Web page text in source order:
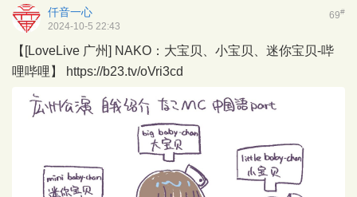
69#
仟音一心
2024-10-5 22:43
【[LoveLive 广州] NAKO：大宝贝、小宝贝、迷你宝贝-哔
哩哔哩】
https://b23.tv/oVri3cd